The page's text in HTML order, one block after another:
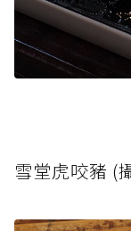
雪堂虎咬豬 (